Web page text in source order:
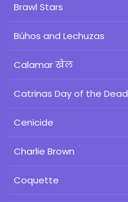
Brawl Stars
Búhos and Lechuzas
Calamar खेल
Catrinas Day of the Dead
Cenicide
Charlie Brown
Coquette